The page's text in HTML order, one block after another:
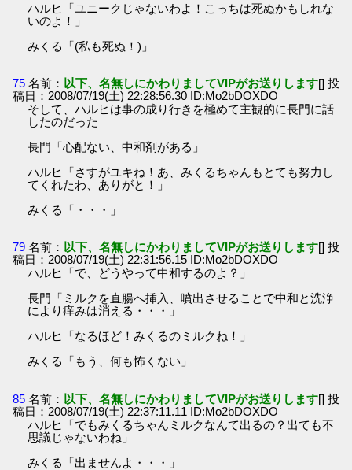
ハルヒ「ユニークじゃないわよ！こっちは死ぬかもしれな
いのよ！」
みくる「(私も死ぬ！)」
75 名前： 以下、名無しにかわりましてVIPがお送りします[] 投
稿日：2008/07/19(土) 22:28:56.30 ID:Mo2bDOXDO
そして、ハルヒは事の成り行きを極めて主観的に長門に話
したのだった
長門「心配ない、中和剤がある」
ハルヒ「さすがユキね！あ、みくるちゃんもとても努力し
てくれたわ、ありがと！」
みくる「・・・」
79 名前： 以下、名無しにかわりましてVIPがお送りします[] 投
稿日：2008/07/19(土) 22:31:56.15 ID:Mo2bDOXDO
ハルヒ「で、どうやって中和するのよ？」
長門「ミルクを直腸へ挿入、噴出させることで中和と洗浄
により痒みは消える・・・」
ハルヒ「なるほど！みくるのミルクね！」
みくる「もう、何も怖くない」
85 名前： 以下、名無しにかわりましてVIPがお送りします[] 投
稿日：2008/07/19(土) 22:37:11.11 ID:Mo2bDOXDO
ハルヒ「でもみくるちゃんミルクなんて出るの？出ても不
思議じゃないわね」
みくる「出ませんよ・・・」